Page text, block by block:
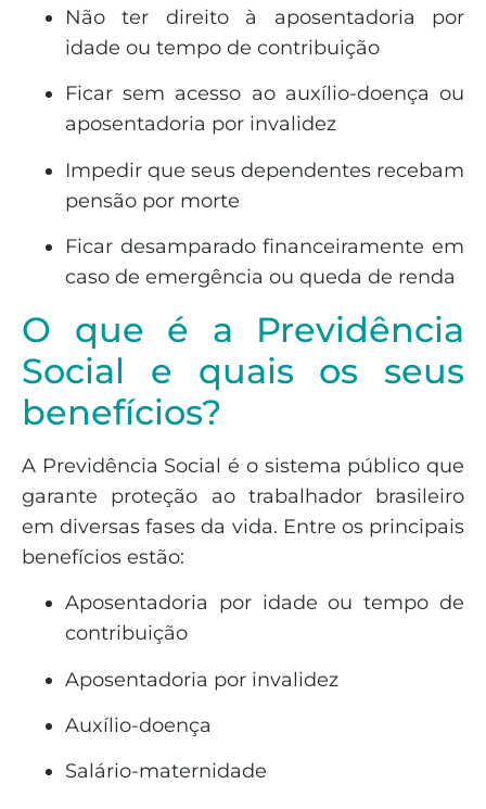
Não ter direito à aposentadoria por
idade ou tempo de contribuição
Ficar sem acesso ao auxílio-doença ou
aposentadoria por invalidez
Impedir que seus dependentes recebam
pensão por morte
Ficar desamparado financeiramente em
caso de emergência ou queda de renda
O que é a Previdência
Social e quais os seus
benefícios?
A Previdência Social é o sistema público que
garante proteção ao trabalhador brasileiro
em diversas fases da vida. Entre os principais
benefícios estão:
Aposentadoria por idade ou tempo de
contribuição
Aposentadoria por invalidez
Auxílio-doença
Salário-maternidade